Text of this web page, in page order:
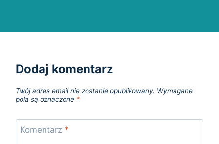
Dodaj komentarz
Twój adres email nie zostanie opublikowany. Wymagane
pola są oznaczone *
Komentarz *